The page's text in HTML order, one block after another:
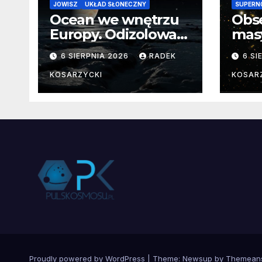
JOWISZ UKŁAD SŁONECZNY
Ocean we wnętrzu
Europy. Odizolowani
przez lodową
barierę
6 SIERPNIA 2026 RADEK
KOSARZYCKI
od
6
Proudly powered by WordPress Theme: Newsup by